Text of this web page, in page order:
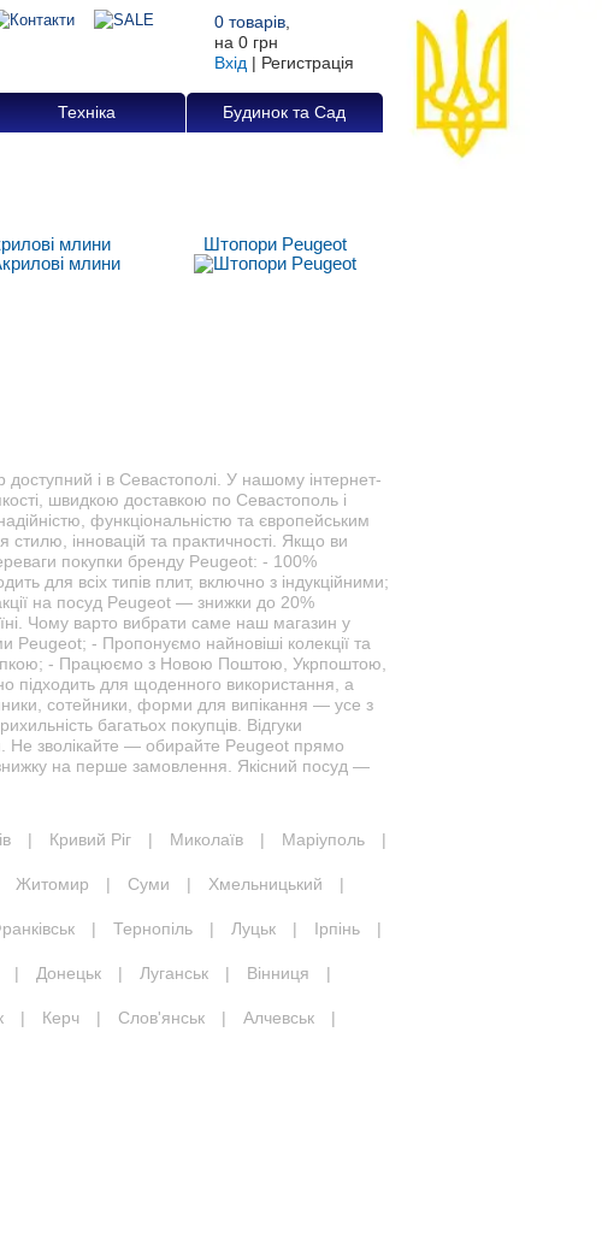
0 товарів
на 0 грн
Вхід | Регистрація
Техніка Будинок та Сад
млини Штопори Peugeot
і в Севастополі. У нашому інтернет-
швидкою доставкою по Севастополь і
функціональністю та європейським
інновацій та практичності. Якщо ви
покупки бренду Peugeot: - 100%
для всіх типів плит, включно з індукційними;
на посуд Peugeot — знижки до 20%
Чому варто вибрати саме наш магазин у
- Пропонуємо найновіші колекції та
- Працюємо з Новою Поштою, Укрпоштою,
підходить для щоденного використання, а
сотейники, форми для випікання — усе з
багатьох покупців. Відгуки
Не зволікайте — обирайте Peugeot прямо
на перше замовлення. Якісний посуд —
| Кривий Ріг | Миколаїв | Маріуполь |
Житомир | Суми | Хмельницький |
| Тернопіль | Луцьк | Ірпінь |
| Донецьк | Луганськ | Вінниця |
| Керч | Слов'янськ | Алчевськ |